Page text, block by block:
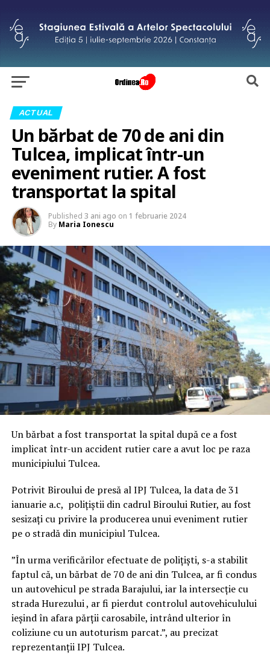
ACTUAL
Un bărbat de 70 de ani din
Tulcea, implicat într-un
eveniment rutier. A fost
transportat la spital
Published 3 ani ago on 1 februarie 2024
By Maria Ionescu
Un bărbat a fost transportat la spital după ce a fost
implicat într-un accident rutier care a avut loc pe raza
municipiului Tulcea.
Potrivit Biroului de presă al IPJ Tulcea, la data de 31
ianuarie a.c, polițiștii din cadrul Biroului Rutier, au fost
sesizați cu privire la producerea unui eveniment rutier
pe o stradă din municipiul Tulcea.
”În urma verificărilor efectuate de polițiști, s-a stabilit
faptul că, un bărbat de 70 de ani din Tulcea, ar fi condus
un autovehicul pe strada Barajului, iar la intersecție cu
strada Hurezului , ar fi pierdut controlul autovehiculului
ieșind în afara părții carosabile, intrând ulterior în
coliziune cu un autoturism parcat.”, au precizat
reprezentanții IPJ Tulcea.